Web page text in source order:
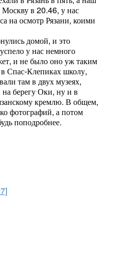
Москву в 20.46, у нас
на осмотр Рязани, коими
домой, и это
у нас немного
и не было оно уж таким
Спас-Клепиках школу,
там в двух музеях,
берегу Оки, ну и в
кремлю. В общем,
фотографий, а потом
поподробнее.